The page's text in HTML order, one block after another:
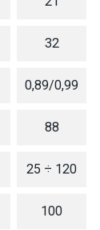
32
0,89/0,99
88
25 ÷ 120
100